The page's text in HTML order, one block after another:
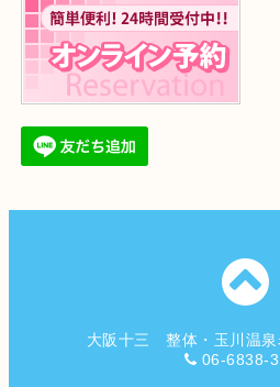
大阪十三 整体・玉川温
06-6838-